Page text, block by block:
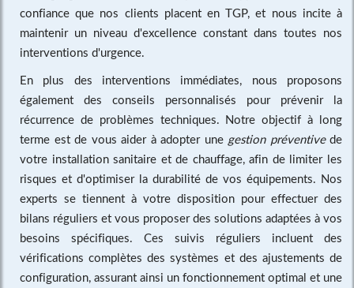
confiance que nos clients placent en TGP, et nous incite à
maintenir un niveau d'excellence constant dans toutes nos
interventions d'urgence.
En plus des interventions immédiates, nous proposons
également des conseils personnalisés pour prévenir la
récurrence de problèmes techniques. Notre objectif à long
terme est de vous aider à adopter une gestion préventivede
votre installation sanitaire et de chauffage, afin de limiter les
risques et d'optimiser la durabilité de vos équipements. Nos
experts se tiennent à votre disposition pour effectuer des
bilans réguliers et vous proposer des solutions adaptées à vos
besoins spécifiques. Ces suivis réguliers incluent des
vérifications complètes des systèmes et des ajustements de
configuration, assurant ainsi un fonctionnement optimal et une